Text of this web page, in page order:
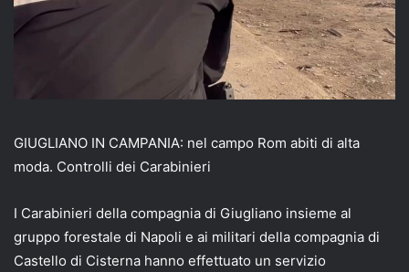
GIUGLIANO IN CAMPANIA: nel campo Rom abiti di alta
moda. Controlli dei Carabinieri
I Carabinieri della compagnia di Giugliano insieme al
gruppo forestale di Napoli e ai militari della compagnia di
Castello di Cisterna hanno effettuato un servizio